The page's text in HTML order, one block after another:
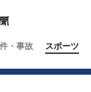
・事故 スポーツ